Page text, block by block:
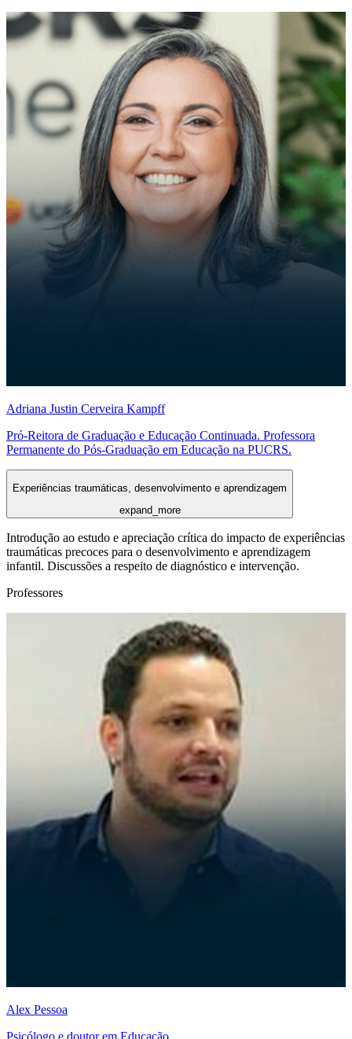
Adriana Justin Cerveira Kampff
Pró-Reitora de Graduação e Educação Continuada. Professora
Permanente do Pós-Graduação em Educação na PUCRS.
Experiências traumáticas, desenvolvimento e aprendizagem
expand_more
Introdução ao estudo e apreciação crítica do impacto de experiências
traumáticas precoces para o desenvolvimento e aprendizagem
infantil. Discussões a respeito de diagnóstico e intervenção.
Professores
Alex Pessoa
Psicólogo e doutor em Educação.